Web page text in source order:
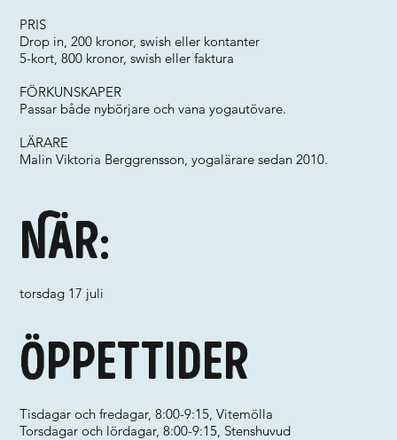
PRIS
Drop in, 200 kronor, swish eller kontanter
5-kort, 800 kronor, swish eller faktura
FÖRKUNSKAPER
Passar både nybörjare och vana yogautövare.
LÄRARE
Malin Viktoria Berggrensson, yogalärare sedan 2010.
När:
torsdag 17 juli
Öppettider
Tisdagar och fredagar, 8:00-9:15, Vitemölla
Torsdagar och lördagar, 8:00-9:15, Stenshuvud